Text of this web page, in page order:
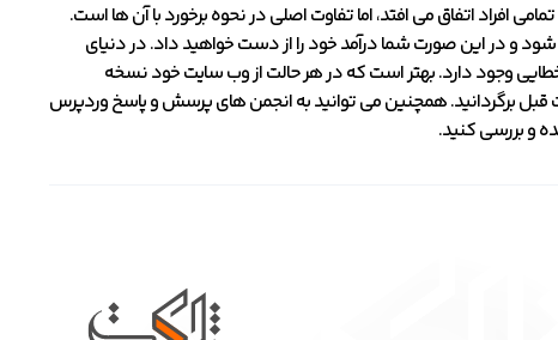
افراد اتفاق می افتد، اما تفاوت اصلی در نحوه برخورد با آن ها است.
و در این صورت شما درآمد خود را از دست خواهید داد. در دنیای
وجود دارد. بهتر است که در هر حالت از وب سایت خود نسخه
قبل برگردانید. همچنین می توانید به انجمن های پرسش و پاسخ وردپرس
و بررسی کنید.